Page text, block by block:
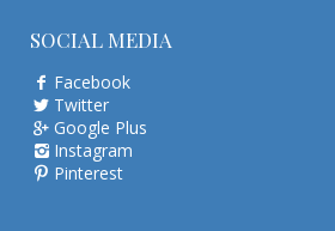
SOCIAL MEDIA
Facebook
Twitter
Google Plus
Instagram
Pinterest